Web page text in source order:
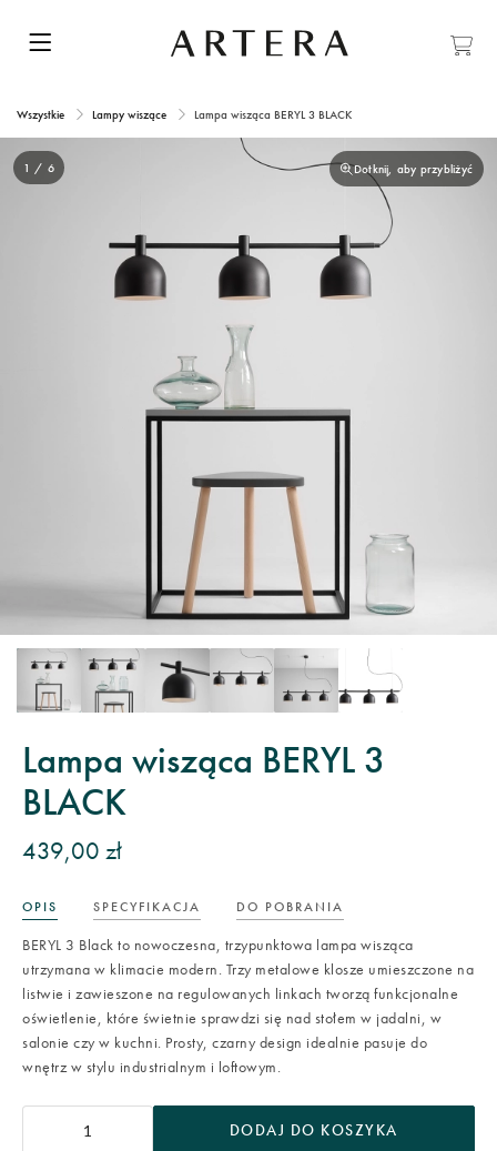
Wszystkie Lampy wiszące Lampa wisząca BERYL 3 BLACK
Dotknij, aby przybliżyć
1 / 6
Lampa wisząca BERYL 3
BLACK
439,00 zł
OPIS SPECYFIKACJA DO POBRANIA
BERYL 3 Black to nowoczesna, trzypunktowa lampa wisząca
utrzymana w klimacie modern. Trzy metalowe klosze umieszczone na
listwie i zawieszone na regulowanych linkach tworzą funkcjonalne
oświetlenie, które świetnie sprawdzi się nad stołem w jadalni, w
salonie czy w kuchni. Prosty, czarny design idealnie pasuje do
wnętrz w stylu industrialnym i loftowym.
DODAJ DO KOSZYKA